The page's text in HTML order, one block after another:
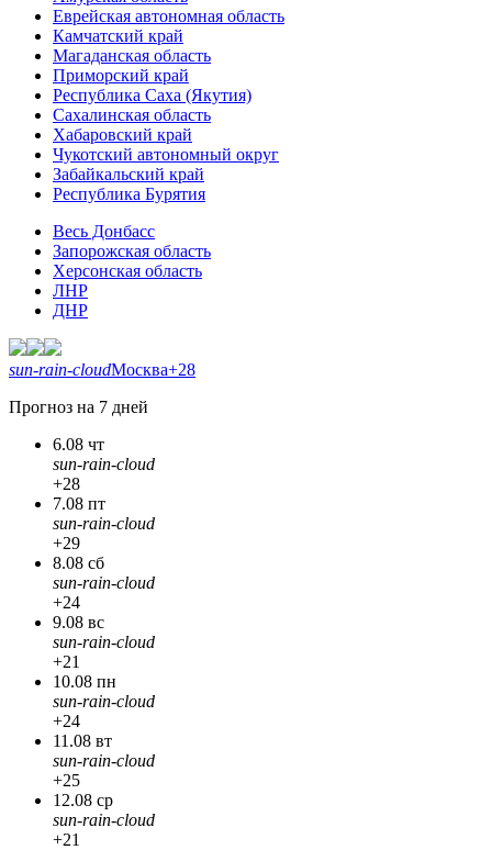
Еврейская автономная область
Камчатский край
Магаданская область
Приморский край
Республика Саха (Якутия)
Сахалинская область
Хабаровский край
Чукотский автономный округ
Забайкальский край
Республика Бурятия
Весь Донбасс
Запорожская область
Херсонская область
ЛНР
ДНР
sun-rain-cloudМосква+28
Прогноз на 7 дней
6.08 чт
sun-rain-cloud
+28
7.08 пт
sun-rain-cloud
+29
8.08 сб
sun-rain-cloud
+24
9.08 вс
sun-rain-cloud
+21
10.08 пн
sun-rain-cloud
+24
11.08 вт
sun-rain-cloud
+25
12.08 ср
sun-rain-cloud
+21